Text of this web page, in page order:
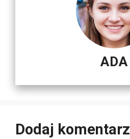
ADA
Dodaj komentarz